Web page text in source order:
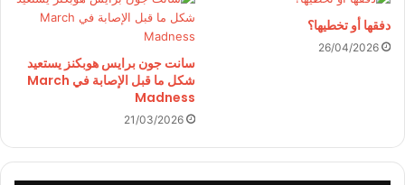
دفقها أو تخطيها؟
26/04/2026
سانت جون برايس هوبكنز يستعيد
شكل ما قبل الإصابة في March
Madness
21/03/2026